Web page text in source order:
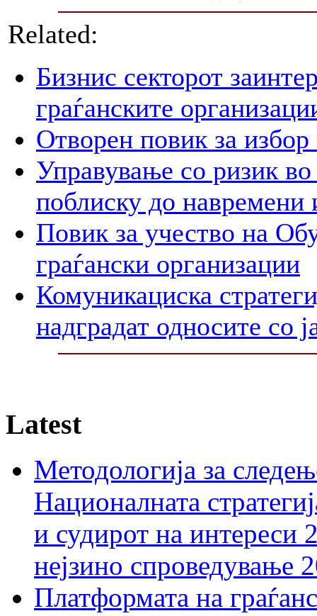
Related:
Бизнис секторот
граѓанските
Отворен повик за избор
Управување со ризик
поблиску до навремени
Повик за учество на
граѓански организации
Комуникациска
надградат односите со
Latest
Методологија за
Националната
и судирот на интереси
нејзино спроведување
Платформата на